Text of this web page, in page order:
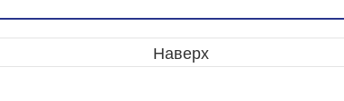
Наверх